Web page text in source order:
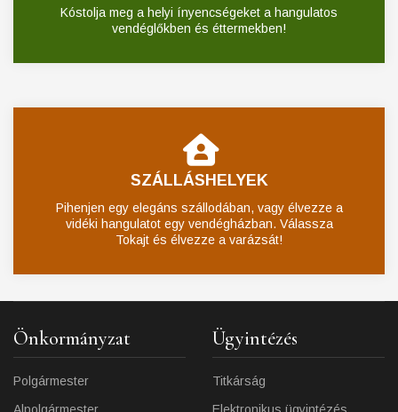
Kóstolja meg a helyi ínyencségeket a hangulatos
vendéglőkben és éttermekben!
SZÁLLÁSHELYEK
Pihenjen egy elegáns szállodában, vagy élvezze a
vidéki hangulatot egy vendégházban. Válassza
Tokajt és élvezze a varázsát!
Önkormányzat
Polgármester
Ügyintézés
Titkárság